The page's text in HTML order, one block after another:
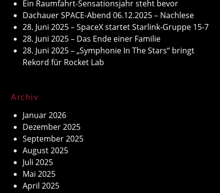
Ein Raumfahrt-Sensationsjahr steht bevor
Dachauer SPACE-Abend 06.12.2025 – Nachlese
28. Juni 2025 – SpaceX startet Starlink-Gruppe 15-7
28. Juni 2025 – Das Ende einer Familie
28. Juni 2025 – „Symphonie In The Stars“ bringt
Rekord für Rocket Lab
Archiv
Januar 2026
Dezember 2025
September 2025
August 2025
Juli 2025
Mai 2025
April 2025